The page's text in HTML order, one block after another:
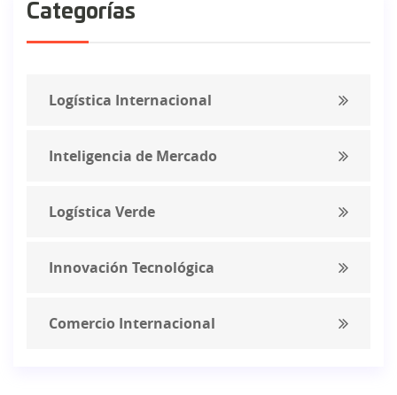
Categorías
Logística Internacional
Inteligencia de Mercado
Logística Verde
Innovación Tecnológica
Comercio Internacional